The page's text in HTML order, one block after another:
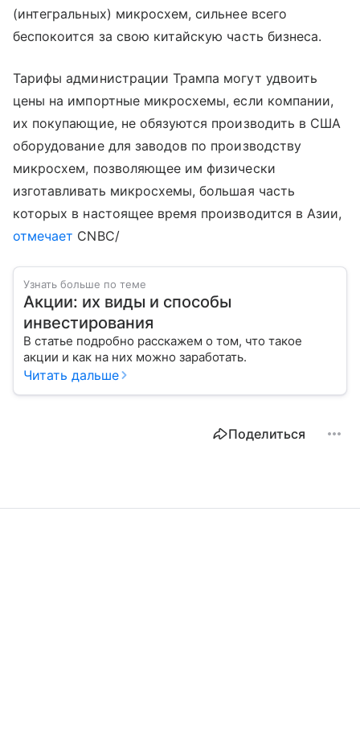
(интегральных) микросхем, сильнее всего
беспокоится за свою китайскую часть бизнеса.
Тарифы администрации Трампа могут удвоить
цены на импортные микросхемы, если компании,
их покупающие, не обязуются производить в США
оборудование для заводов по производству
микросхем, позволяющее им физически
изготавливать микросхемы, большая часть
которых в настоящее время производится в Азии,
отмечает CNBC/
Узнать больше по теме
Акции: их виды и способы
инвестирования
В статье подробно расскажем о том, что такое
акции и как на них можно заработать.
Читать дальше
Поделиться